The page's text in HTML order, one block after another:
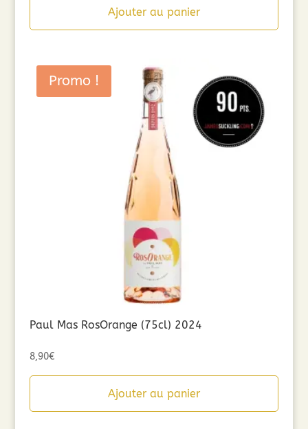
Ajouter au panier
Promo !
Paul Mas RosOrange (75cl) 2024
8,90€
Ajouter au panier